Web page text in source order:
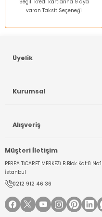
Seçili kredi kartlarına 9 aya
varan Taksit Seçeneği
Müşteri İletişim
PERPA TİCARET MERKEZİ B Blok Kat:8
İstanbul
0212 912 46 36
Üyelik
Kurumsal
Alışveriş